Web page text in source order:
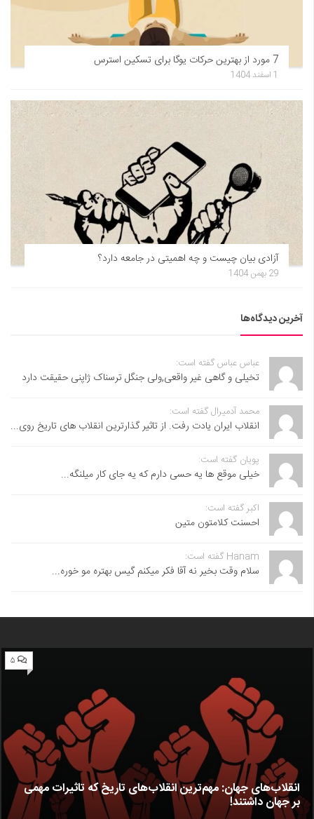
7 مورد از بهترین حرکات یوگا برای تسکین استرس
1 اسفند 1404
آزادی بیان چیست و چه اهمیتی در جامعه دارد؟
29 بهمن 1404
آخرین دیدگاه‌ها
عباس عباس گفته است:
تخیلی و گاهی غیر واقعی,ولی جنگل ترسناک ژاپنی حقیقت دارد
محمد آدمیرال گفته است:
انقلاب ایران یادت رفت. از تاثیر گذارترین انقلاب های تاریخ روی...
پویان گفته است:
خیلی موقع ها یه حسی دارم که یه جای کار میلنگه...
اکبر گفته است:
احسنت ‌کلامتون متین
Hanam گفته است:
سلام وقت بخیر نه آقا فکر میکنم گیس بهتره مو خوره...
۵
انقلاب‌های جهان: مهم‌ترین انقلاب‌های تاریخ که تاثیرات مهمی
بر جهان داشتند!